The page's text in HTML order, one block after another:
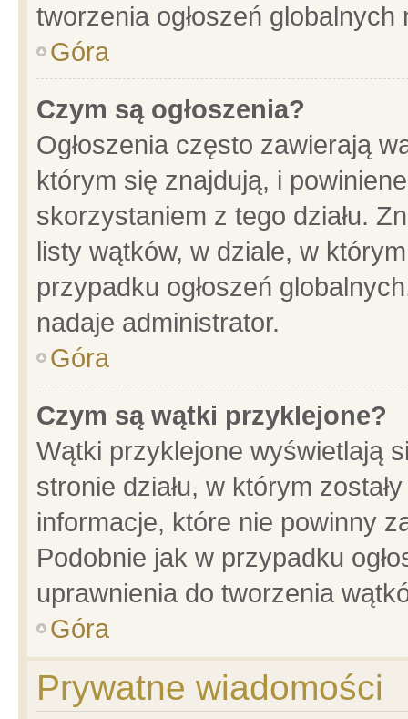
tworzenia ogłoszeń
Góra
Czym są ogłoszenia?
Ogłoszenia często zawierają
którym się znajdują, i
skorzystaniem z tego działu.
listy wątków, w dziale, w
przypadku ogłoszeń
nadaje administrator.
Góra
Czym są wątki przyklejone?
Wątki przyklejone wyświetlają
stronie działu, w którym
informacje, które nie powinny
Podobnie jak w przypadku
uprawnienia do tworzenia
Góra
Prywatne wiadomości